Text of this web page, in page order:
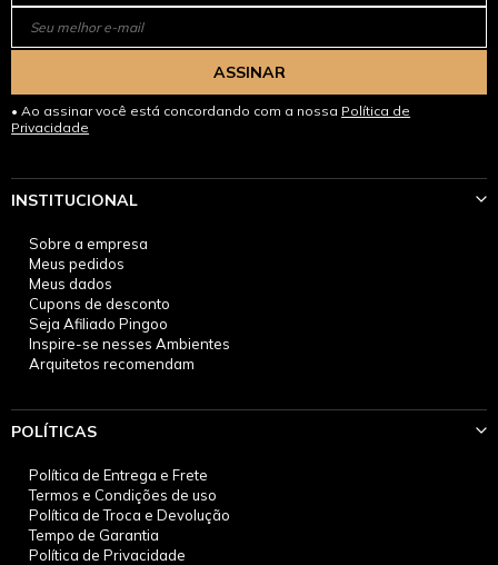
ASSINAR
Ao assinar você está concordando com a nossa Política de
Privacidade
INSTITUCIONAL
Sobre a empresa
Meus pedidos
Meus dados
Cupons de desconto
Seja Afiliado Pingoo
Inspire-se nesses Ambientes
Arquitetos recomendam
POLÍTICAS
Política de Entrega e Frete
Termos e Condições de uso
Política de Troca e Devolução
Tempo de Garantia
Política de Privacidade